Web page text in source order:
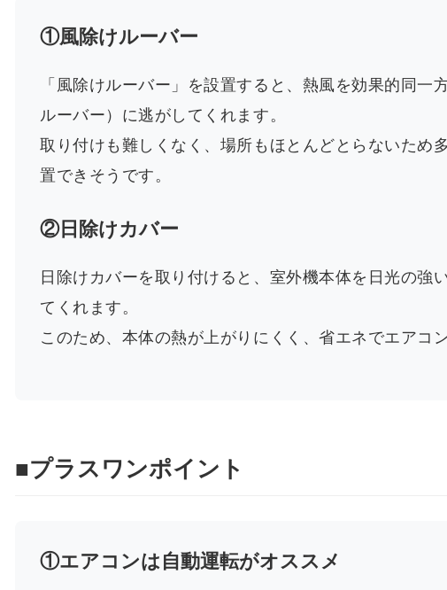
①風除けルーバー
「風除けルーバー」を設置すると、熱風を効果的同一
ルーバー）に逃がしてくれます。
取り付けも難しくなく、場所もほとんどとらないため
置できそうです。
②日除けカバー
日除けカバーを取り付けると、室外機本体を日光の強
てくれます。
このため、本体の熱が上がりにくく、省エネでエアコ
■プラスワンポイント
①エアコンは自動運転がオススメ